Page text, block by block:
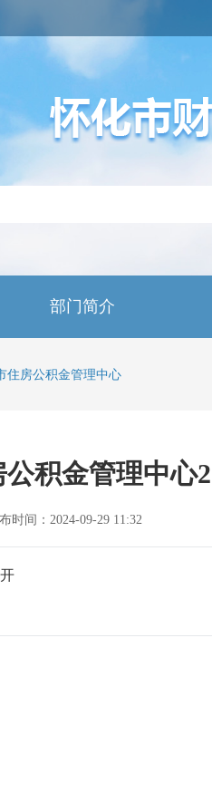
部门简介
住房公积金管理中心
积金管理中心
时间：2024-09-29 11:32